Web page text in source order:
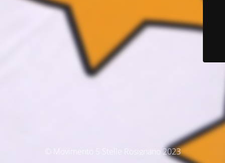
© Movimento 5 Stelle Rosignano 2023